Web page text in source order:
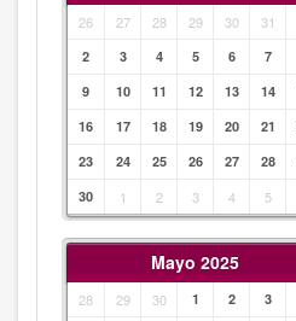
26 27 28 29 30 31
2
3 4 5 6 7
9
10 11 12 13 14
16
17 18 19 20 21
23
24 25 26 27 28
30
1 2 3 4 5
Mayo 2025
28 29 30 1 2 3